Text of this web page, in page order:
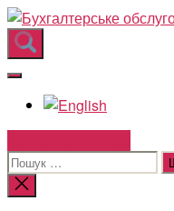
Перейти
до
вмісту
Шукати:
Закрити
пошук